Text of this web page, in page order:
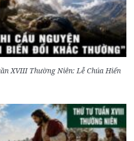
XVIII Thường Niên: Lễ Chúa Hiển